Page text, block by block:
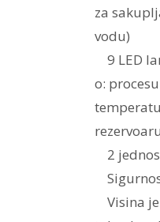
za
vodu)
9 LED
o:
2
Visina